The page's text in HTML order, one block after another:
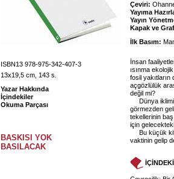
ISBN13 978-975-342-407-3
13x19,5 cm, 143 s.
Yazar Hakkında
İçindekiler
Okuma Parçası
BASKISI YOK
BASILACAK
Çeviri:
Yayıma
Yayın
Kapak ve
İlk Basım:
İnsan
ısınma
fosil
açgözlülük
değil mi?
Dünya
görmezden
tekellerinin
için
Bu küçük
vaktinin gelip